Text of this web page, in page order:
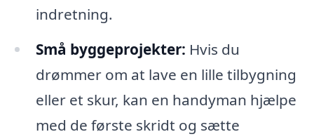
indretning.
Små byggeprojekter: Hvis du
drømmer om at lave en lille tilbygning
eller et skur, kan en handyman hjælpe
med de første skridt og sætte